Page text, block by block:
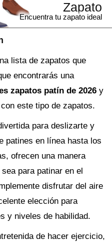
Zapato
Encuentra tu zapato ideal
lista de zapatos que
encontrarás una
zapatos patín de 2026 y
este tipo de zapatos.
para deslizarte y
patines en línea hasta los
ofrecen una manera
para patinar en el
disfrutar del aire
elección para
y niveles de habilidad.
de hacer ejercicio,